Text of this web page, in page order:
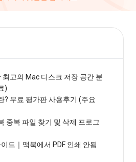
고의 Mac 디스크 저장 공간 분
)
? 무료 평가판 사용후기 (주요
중복 파일 찾기 및 삭제 프로그
드｜맥북에서 PDF 인쇄 안됨